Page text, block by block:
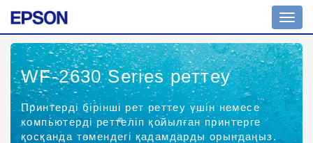
қосу
WF-2630 Seriesреттеу
Принтерді бірінші рет реттеу үшін немесе
компьютерді реттеліп қойылған принтерге
қосқанда төмендегі қадамдарды орындаңыз.